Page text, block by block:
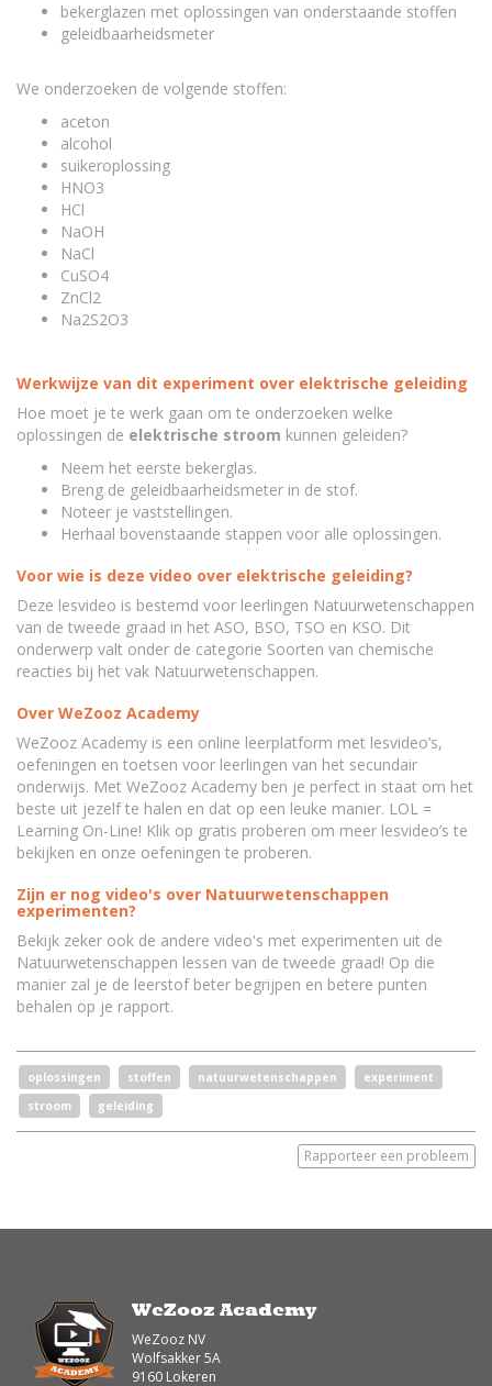
bekerglazen met oplossingen van onderstaande stoffen
geleidbaarheidsmeter
We onderzoeken de volgende stoffen:
aceton
alcohol
suikeroplossing
HNO3
HCl
NaOH
NaCl
CuSO4
ZnCl2
Na2S2O3
Werkwijze van dit experiment over elektrische geleiding
Hoe moet je te werk gaan om te onderzoeken welke
oplossingen de elektrische stroom kunnen geleiden?
Neem het eerste bekerglas.
Breng de geleidbaarheidsmeter in de stof.
Noteer je vaststellingen.
Herhaal bovenstaande stappen voor alle oplossingen.
Voor wie is deze video over elektrische geleiding?
Deze lesvideo is bestemd voor leerlingen Natuurwetenschappen
van de tweede graad in het ASO, BSO, TSO en KSO. Dit
onderwerp valt onder de categorie Soorten van chemische
reacties bij het vak Natuurwetenschappen.
Over WeZooz Academy
WeZooz Academy is een online leerplatform met lesvideo’s,
oefeningen en toetsen voor leerlingen van het secundair
onderwijs. Met WeZooz Academy ben je perfect in staat om het
beste uit jezelf te halen en dat op een leuke manier. LOL =
Learning On-Line! Klik op gratis proberen om meer lesvideo’s te
bekijken en onze oefeningen te proberen.
Zijn er nog video's over Natuurwetenschappen
experimenten?
Bekijk zeker ook de andere video's met experimenten uit de
Natuurwetenschappen lessen van de tweede graad! Op die
manier zal je de leerstof beter begrijpen en betere punten
behalen op je rapport.
oplossingen stoffen natuurwetenschappen
experiment
stroom
geleiding
Rapporteer een probleem
WeZooz Academy
WeZooz NV
Wolfsakker 5A
9160 Lokeren